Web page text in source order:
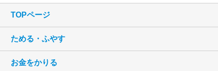
TOPページ
ためる・ふやす
お金をかりる